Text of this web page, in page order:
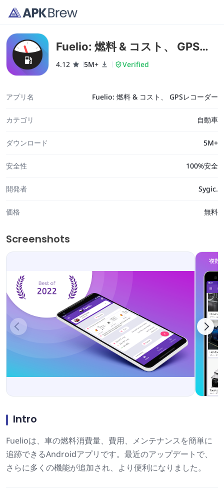
Fuelio: 燃料 & コスト、 GPSレ
コーダー
4.12 5M+ Verified
アプリ名 Fuelio: 燃料 & コスト、 GPSレコーダー
カテゴリ 自動車
ダウンロード 5M+
安全性 100%安全
開発者 Sygic.
価格 無料
Screenshots
Intro
Fuelioは、車の燃料消費量、費用、メンテナンスを簡単に
追跡できるAndroidアプリです。最近のアップデートで、
さらに多くの機能が追加され、より便利になりました。